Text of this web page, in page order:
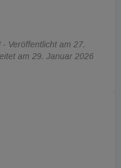
Veröffentlicht am 27.
am 29. Januar 2026